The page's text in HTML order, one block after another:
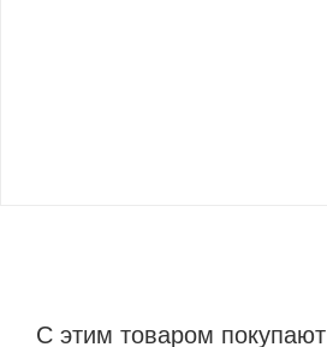
С этим товаром покупают